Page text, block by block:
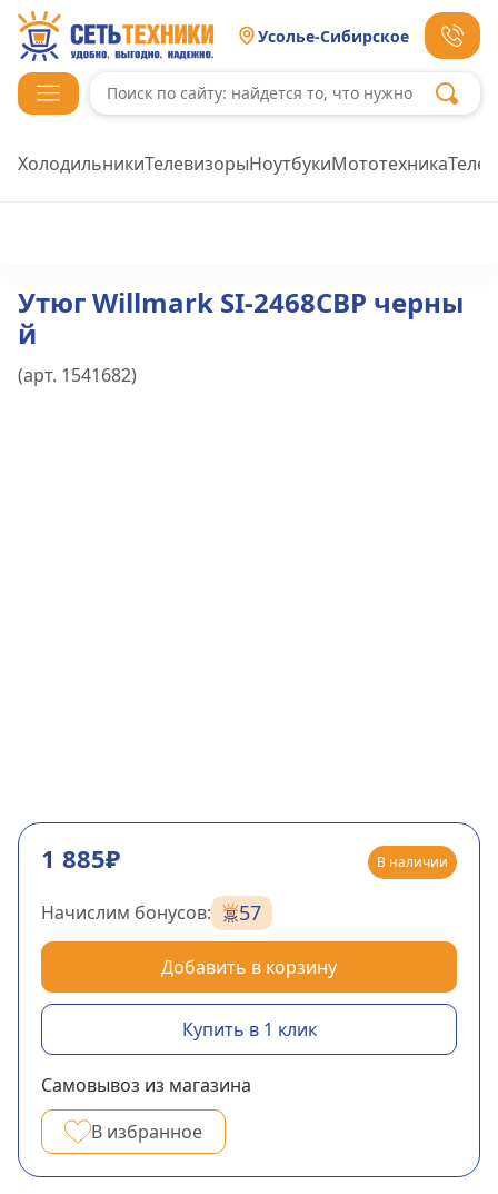
Усолье-Сибирское
ХолодильникиТелевизорыНоутбукиМототехника
Утюг Willmark SI-2468СBP черны
й
(арт. 1541682)
1 885₽ В наличии
Начислим бонусов: 57
Добавить в корзину
Купить в 1 клик
Самовывоз из магазина
В избранное